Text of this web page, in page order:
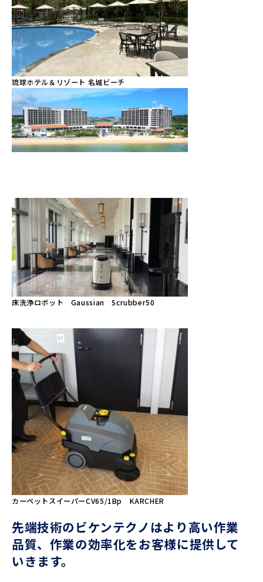
琉球ホテル＆リゾート 名城ビーチ
床洗浄ロボット Gaussian Scrubber50
カーペットスイーパーCV65/1Bp KARCHER
先端技術のビケンテクノはより高い作業
品質、作業の効率化をお客様に提供して
いきます。